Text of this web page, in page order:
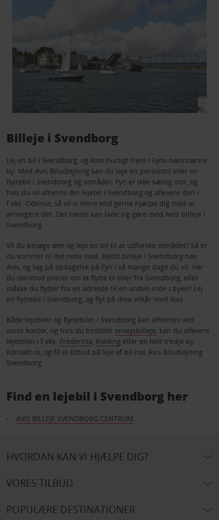
Billeje i Svendborg
Lej en bil i Svendborg, og kom hurtigt frem i Fyns næststørste
by. Med Avis Biludlejning kan du leje en personbil eller en
flyttebil i Svendborg og området. Fyn er ikke særlig stor, og
hvis du vil afhente din lejebil i Svendborg og aflevere den i
f.eks. Odense, så vil vi mere end gerne hjælpe dig med at
arrangere det. Det meste kan lade sig gøre med Avis’ billeje i
Svendborg.
Vil du besøge øen og leje en bil til at udforske området? Så er
du kommet til det rette sted. Bestil billeje i Svendborg hos
Avis, og tag på opdagelse på Fyn i så mange dage du vil. Har
du derimod planer om at flytte til eller fra Svendborg, eller
måske du flytter fra en adresse til en anden inde i byen? Lej
en flyttebil i Svendborg, og flyt på dine vilkår med Avis.
Både lejebiler og flyttebiler i Svendborg kan afhentes ved
vores kontor, og hvis du bestiller envejsbilleje, kan du aflevere
lejebilen i f.eks. Fredericia, Kolding eller en helt tredje by.
Kontakt os, og få et tilbud på leje af bil hos Avis Biludlejning
Svendborg.
Find en lejebil i Svendborg her
AVIS BILLEJE SVENDBORG CENTRUM
HVORDAN KAN VI HJÆLPE DIG?
VORES TILBUD
POPULÆRE DESTINATIONER